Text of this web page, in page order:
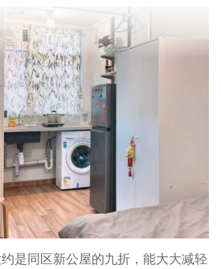
约是同区新公屋的九折，能大大减轻